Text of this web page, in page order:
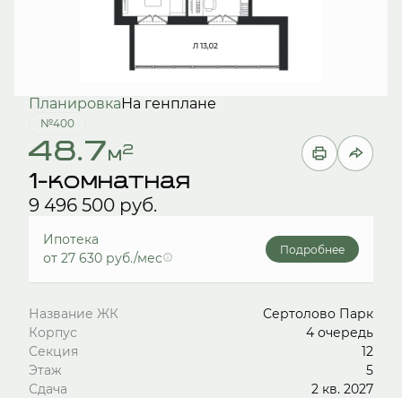
ПланировкаНа генплане
№400
48.7м2
1-комнатная
9 496 500 руб.
Ипотека
от 27 630 руб./мес
Подробнее
Название ЖК
Сертолово Парк
Корпус
4 очередь
Секция
12
Этаж
5
Сдача
2 кв. 2027